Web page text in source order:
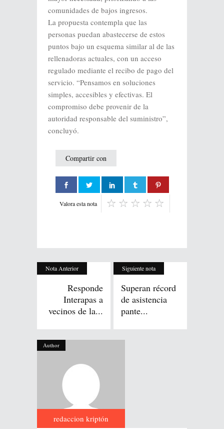
comunidades de bajos ingresos.
La propuesta contempla que las
personas puedan abastecerse de estos
puntos bajo un esquema similar al de las
rellenadoras actuales, con un acceso
regulado mediante el recibo de pago del
servicio. “Pensamos en soluciones
simples, accesibles y efectivas. El
compromiso debe provenir de la
autoridad responsable del suministro”,
concluyó.
Compartir con
Valora esta nota
Nota Anterior
Responde
Interapas a
vecinos de la...
Siguiente nota
Superan récord
de asistencia
pante...
Author
redaccion kriptón